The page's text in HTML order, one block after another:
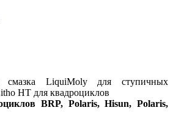
смазка LiquiMoly для ступичных
HT для квадроциклов
BRP, Polaris, Hisun, Polaris,